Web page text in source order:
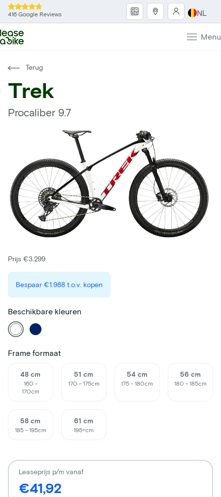
416 Google Reviews NL
Menu
Terug
Trek
Procaliber 9.7
Prijs €3.299
Bespaar €1.988 t.o.v. kopen
Beschikbare kleuren
Frame formaat
48 cm
160 -
170cm
51 cm
170 - 175cm
54 cm
175 - 180cm
56 cm
180 - 185cm
58 cm
185 - 195cm
61 cm
195+cm
Leaseprijs p/m vanaf
€41,92